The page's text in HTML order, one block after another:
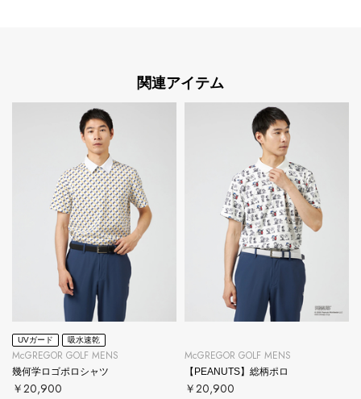
関連アイテム
UVガード 吸水速乾
McGREGOR GOLF MENS
幾何学ロゴポロシャツ
￥20,900
McGREGOR GOLF MENS
【PEANUTS】総柄ポロ
￥20,900